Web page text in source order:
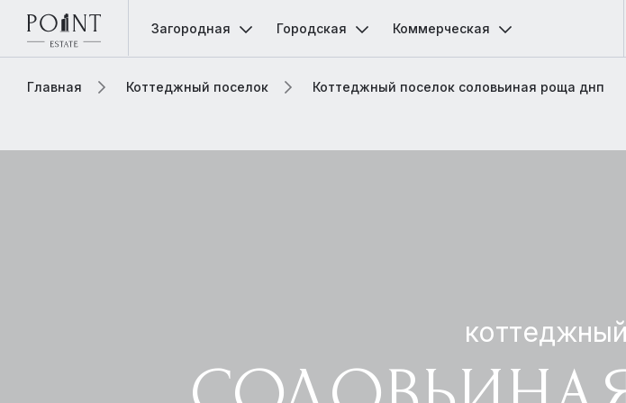
Загородная Городская Коммерческая
Главная Коттеджный поселок Коттеджный поселок соловьиная роща днп